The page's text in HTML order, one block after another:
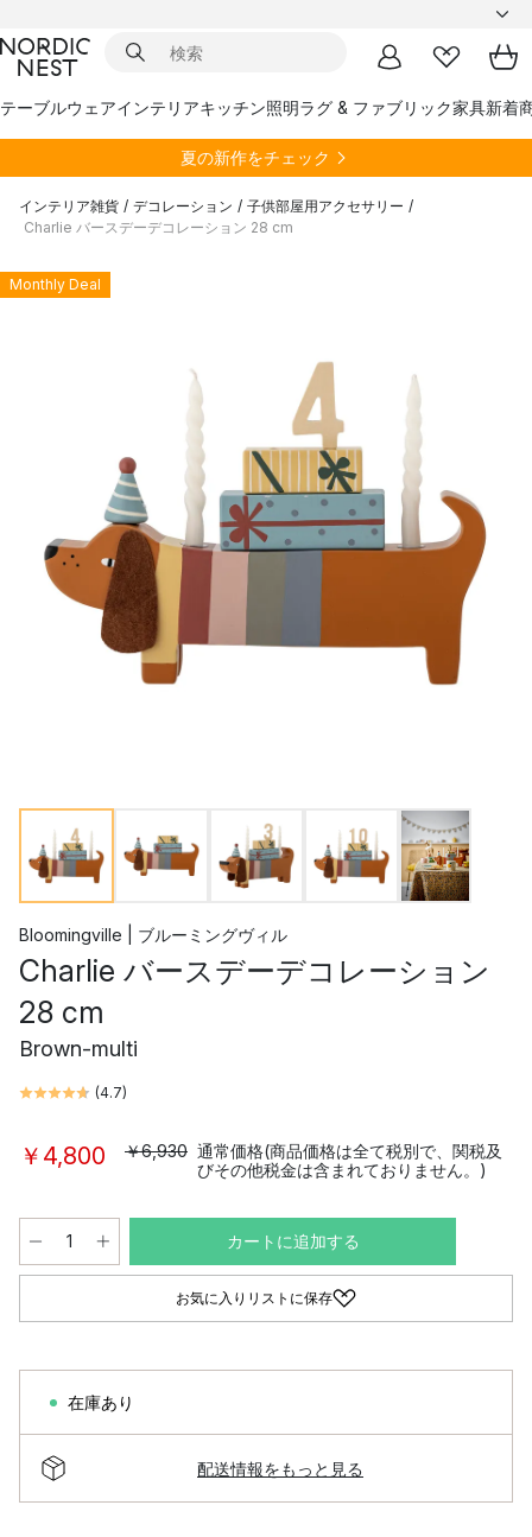
テーブルウェアインテリアキッチン照明ラグ & ファブリック家具新着
夏の新作をチェック
インテリア雑貨 / デコレーション / 子供部屋用アクセサリー /
Charlie バースデーデコレーション 28 cm
Monthly Deal
Bloomingville | ブルーミングヴィル
Charlie バースデーデコレーション
28 cm
Brown-multi
(4.7)
￥4,800 ￥6,930 通常価格(商品価格は全て税別で、関税及
びその他税金は含まれておりません。)
カートに追加する
お気に入りリストに保存
在庫あり
配送情報をもっと見る